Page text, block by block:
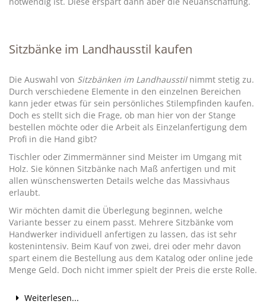
Sitzbänke im Landhausstil kaufen
Die Auswahl von Sitzbänken im Landhausstilnimmt stetig zu.
Durch verschiedene Elemente in den einzelnen Bereichen
kann jeder etwas für sein persönliches Stilempfinden kaufen.
Doch es stellt sich die Frage, ob man hier von der Stange
bestellen möchte oder die Arbeit als Einzelanfertigung dem
Profi in die Hand gibt?
Tischler oder Zimmermänner sind Meister im Umgang mit
Holz. Sie können Sitzbänke nach Maß anfertigen und mit
allen wünschenswerten Details welche das Massivhaus
erlaubt.
Wir möchten damit die Überlegung beginnen, welche
Variante besser zu einem passt. Mehrere Sitzbänke vom
Handwerker individuell anfertigen zu lassen, das ist sehr
kostenintensiv. Beim Kauf von zwei, drei oder mehr davon
spart einem die Bestellung aus dem Katalog oder online jede
Menge Geld. Doch nicht immer spielt der Preis die erste Rolle.
Weiterlesen...